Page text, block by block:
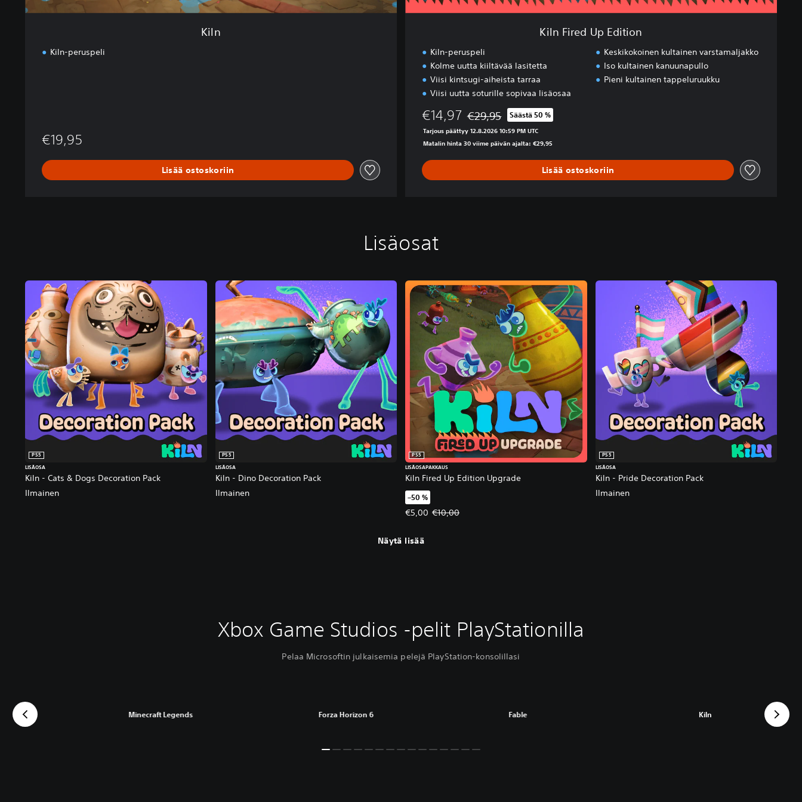
Kiln
Kiln-peruspeli
€19,95
Lisää ostoskoriin
o
Kiln Fired Up Edition
Kiln-peruspeli
Kolme uutta kiiltävää lasitetta
Viisi kintsugi-aiheista tarraa
Viisi uutta soturille sopivaa lisäosaa
Keskikokoinen kultainen varstamaljakko
Iso kultainen kanuunapullo
Pieni kultainen tappeluruukku
€14,97 Alennettu alkuperäisestä hinnasta €29,95
€29,95 Säästä 50 %
Tarjous päättyy 12.8.2026 10:59 PM UTC
Matalin hinta 30 viime päivän ajalta: €29,95
Lisää ostoskoriin
Lisäosat
Kiln - Cats & Dogs Decoration Pack
PS5
LISÄOSA
Ilmainen
Kiln - Dino Decoration Pack
PS5
LISÄOSA
Ilmainen
Kiln Fired Up Edition Upgrade
PS5
LISÄOSAPAKKAUS
–50 %
€5,00
Tarjoushinta, €5,00. Alkuperäinen hinta, €10,00.
€10,00
Kiln - Pride Decoration Pack
PS5
LISÄOSA
Ilmainen
Näytä lisää
Xbox Game Studios -pelit PlayStationilla
Pelaa Microsoftin julkaisemia pelejä PlayStation-konsolillasi
Forza Horizon 6 Fable Kiln
Minecraft Legends